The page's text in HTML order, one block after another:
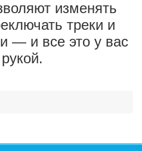
изменять
треки и
— и все это у вас